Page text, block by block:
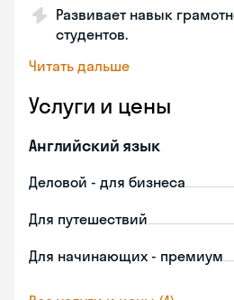
Развивает навык
студентов.
Читать дальше
Услуги и цены
Английский язык
Деловой - для бизнеса
Для путешествий
Для начинающих - премиум